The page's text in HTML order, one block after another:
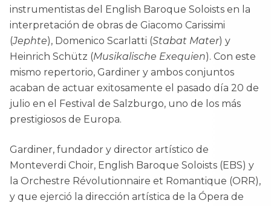
instrumentistas del English Baroque Soloists en la
interpretación de obras de Giacomo Carissimi
(Jephte), Domenico Scarlatti (Stabat Mater) y
Heinrich Schütz (Musikalische Exequien). Con este
mismo repertorio, Gardiner y ambos conjuntos
acaban de actuar exitosamente el pasado día 20 de
julio en el Festival de Salzburgo, uno de los más
prestigiosos de Europa.
Gardiner, fundador y director artístico de
Monteverdi Choir, English Baroque Soloists (EBS) y
la Orchestre Révolutionnaire et Romantique (ORR),
y que ejerció la dirección artística de la Ópera de